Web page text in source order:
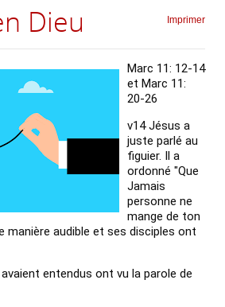
Imprimer
Dieu
Marc 11: 12-14
et Marc 11:
20-26
v14 Jésus a
juste parlé au
figuier. Il a
ordonné "Que
Jamais
personne ne
mange de ton
manière audible et ses disciples ont
entendus ont vu la parole de